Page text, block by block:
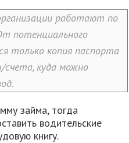
работают по
потенциального
только копия паспорта
куда можно
займа, тогда
водительские
книгу.